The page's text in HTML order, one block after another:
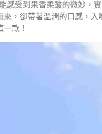
感受到果香柔酸的微妙，
來，卻帶著溫潤的口感，
款！